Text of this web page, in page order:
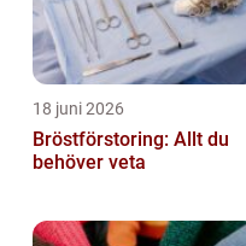
18 juni 2026
Bröstförstoring: Allt du
behöver veta